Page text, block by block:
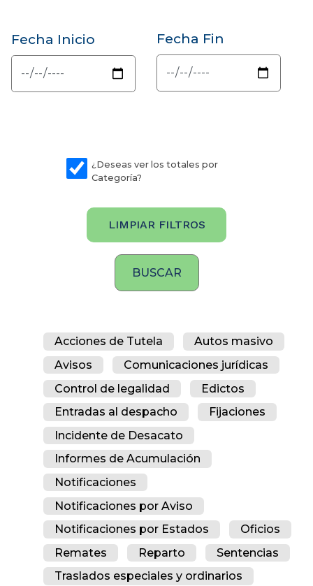
Fecha Inicio Fecha Fin
¿Deseas ver los totales por
Categoría?
LIMPIAR FILTROS
Acciones de Tutela
Autos masivo
Avisos
Comunicaciones jurídicas
Control de legalidad
Edictos
Entradas al despacho
Fijaciones
Incidente de Desacato
Informes de Acumulación
Notificaciones
Notificaciones por Aviso
Notificaciones por Estados
Oficios
Remates
Reparto
Sentencias
Traslados especiales y ordinarios